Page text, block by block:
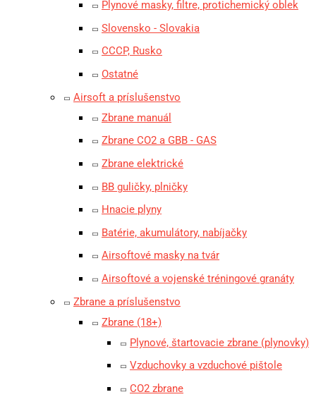
Plynové masky, filtre, protichemický oblek
Slovensko - Slovakia
CCCP, Rusko
Ostatné
Airsoft a príslušenstvo
Zbrane manuál
Zbrane CO2 a GBB - GAS
Zbrane elektrické
BB guličky, plničky
Hnacie plyny
Batérie, akumulátory, nabíjačky
Airsoftové masky na tvár
Airsoftové a vojenské tréningové granáty
Zbrane a príslušenstvo
Zbrane (18+)
Plynové, štartovacie zbrane (plynovky)
Vzduchovky a vzduchové pištole
CO2 zbrane